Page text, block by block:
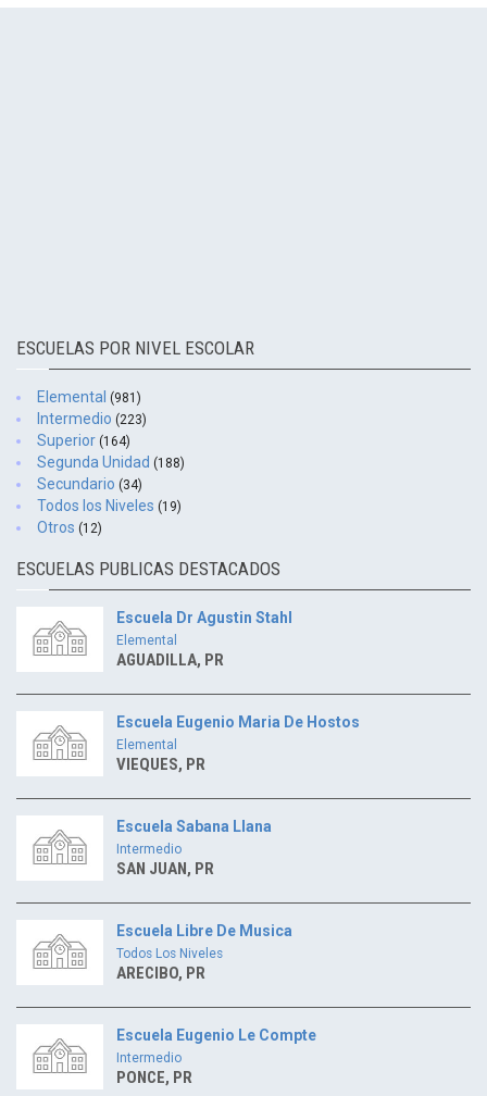
ESCUELAS POR NIVEL ESCOLAR
Elemental (981)
Intermedio (223)
Superior (164)
Segunda Unidad (188)
Secundario (34)
Todos los Niveles (19)
Otros (12)
ESCUELAS PUBLICAS DESTACADOS
Escuela Dr Agustin Stahl
Elemental
AGUADILLA, PR
Escuela Eugenio Maria De Hostos
Elemental
VIEQUES, PR
Escuela Sabana Llana
Intermedio
SAN JUAN, PR
Escuela Libre De Musica
Todos Los Niveles
ARECIBO, PR
Escuela Eugenio Le Compte
Intermedio
PONCE, PR